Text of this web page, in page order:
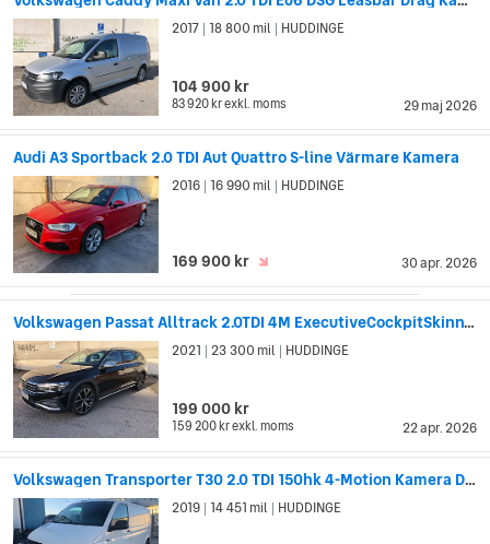
29 maj 2026
2017 18 800 mil HUDDINGE
104 900 kr
83 920 krexkl. moms
Audi A3 Sportback 2.0 TDI Aut Quattro S-line Värmare Kamera
30 apr. 2026
2016 16 990 mil HUDDINGE
169 900 kr
Volkswagen Passat Alltrack 2.0TDI 4M ExecutiveCockpitSkinnVärmareDragMom
22 apr. 2026
2021 23 300 mil HUDDINGE
199 000 kr
159 200 krexkl. moms
Volkswagen Transporter T30 2.0 TDI 150hk 4-Motion Kamera Drag Lång 3 -Sits
2019 14 451 mil HUDDINGE